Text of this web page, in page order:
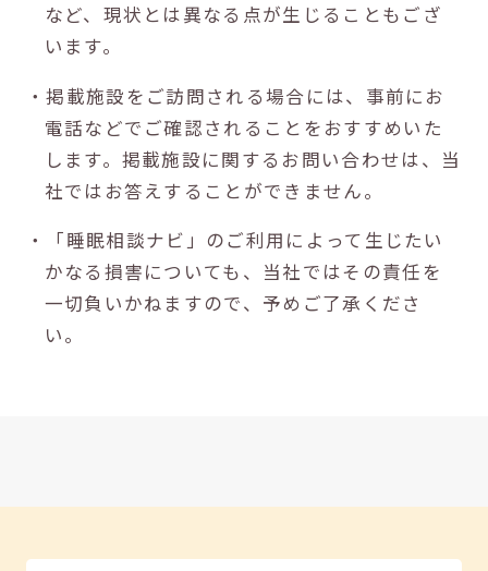
など、現状とは異なる点が生じることもござ
います。
・掲載施設をご訪問される場合には、事前にお
電話などでご確認されることをおすすめいた
します。掲載施設に関するお問い合わせは、当
社ではお答えすることができません。
・「睡眠相談ナビ」のご利用によって生じたい
かなる損害についても、当社ではその責任を
一切負いかねますので、予めご了承くださ
い。